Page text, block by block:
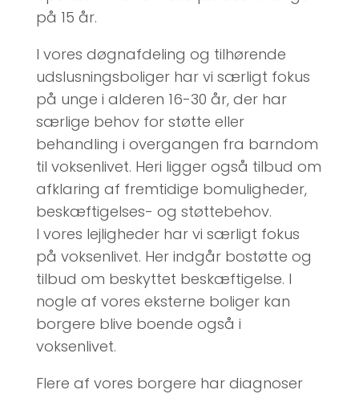
på 15 år.
I vores døgnafdeling og tilhørende
udslusningsboliger har vi særligt fokus
på unge i alderen 16-30 år, der har
særlige behov for støtte eller
behandling i overgangen fra barndom
til voksenlivet. Heri ligger også tilbud om
afklaring af fremtidige bomuligheder,
beskæftigelses- og støttebehov.
I vores lejligheder har vi særligt fokus
på voksenlivet. Her indgår bostøtte og
tilbud om beskyttet beskæftigelse. I
nogle af vores eksterne boliger kan
borgere blive boende også i
voksenlivet.
Flere af vores borgere har diagnoser